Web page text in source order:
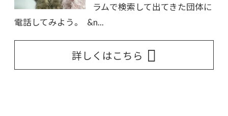
ラムで検索して出てきた団体に
電話してみよう。 &n...
詳しくはこちら